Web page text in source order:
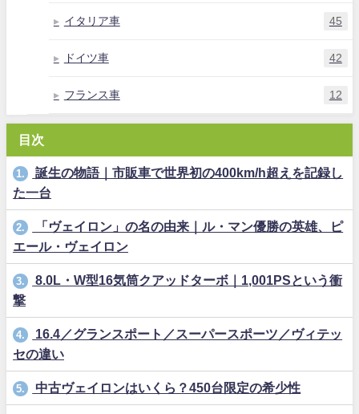
イタリア車 45
ドイツ車 42
フランス車 12
目次
1.
誕生の物語｜市販車で世界初の400km/h超えを記録し
た一台
2.
「ヴェイロン」の名の由来｜ル・マン優勝の英雄、ピ
エール・ヴェイロン
3.
8.0L・W型16気筒クアッドターボ｜1,001PSという衝
撃
4.
16.4／グランスポート／スーパースポーツ／ヴィテッ
セの違い
5. 中古ヴェイロンはいくら？450台限定の希少性